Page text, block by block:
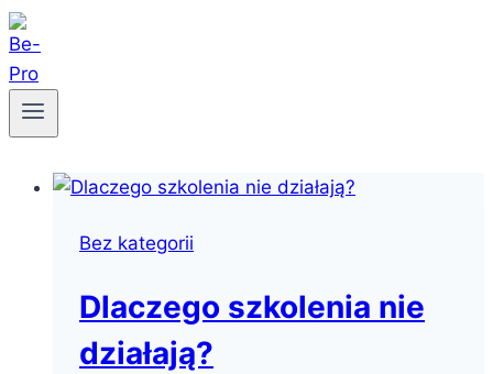
Bez kategorii
Dlaczego szkolenia nie
działają?